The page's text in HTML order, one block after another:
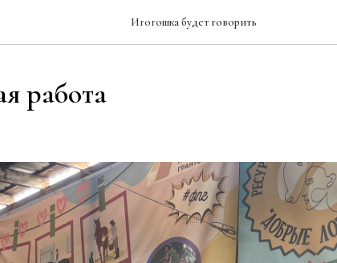
Игогошка будет говорить
работа